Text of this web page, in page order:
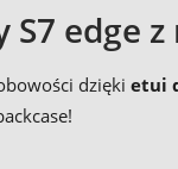
S7 edge
dzięki etui